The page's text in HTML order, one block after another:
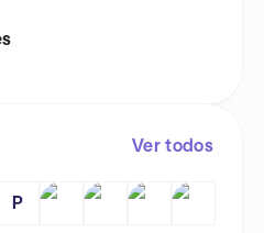
Ver todos
P